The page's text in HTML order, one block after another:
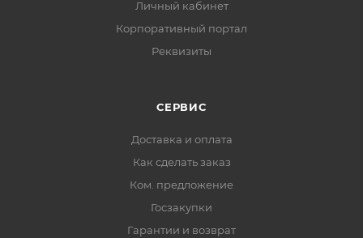
Личный кабинет
Корпоративный портал
Реквизиты
СЕРВИС
Доставка и оплата
Как сделать заказ
Ком. предложение
Госзакупки
Гарантии и возврат